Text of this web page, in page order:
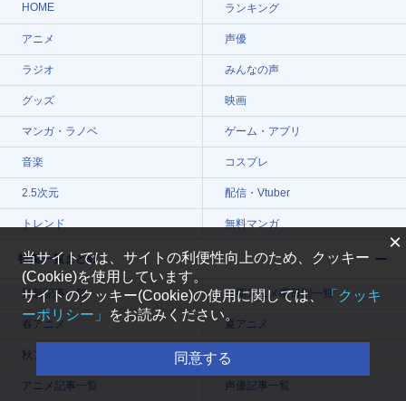
HOME ランキング
アニメ 声優
ラジオ みんなの声
グッズ 映画
マンガ・ラノベ ゲーム・アプリ
音楽 コスプレ
2.5次元 配信・Vtuber
トレンド 無料マンガ
特集/一覧まとめ
最新記事一覧 今期アニメ曜日別一覧
春アニメ 夏アニメ
秋アニメ 冬アニメ
アニメ記事一覧 声優記事一覧
×
当サイトでは、サイトの利便性向上のため、クッキー
(Cookie)を使用しています。
サイトのクッキー(Cookie)の使用に関しては、「クッキ
ーポリシー」
をお読みください。
同意する